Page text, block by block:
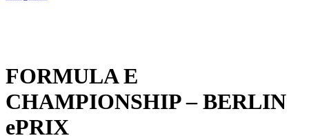
FORMULA E
CHAMPIONSHIP – BERLIN
ePRIX